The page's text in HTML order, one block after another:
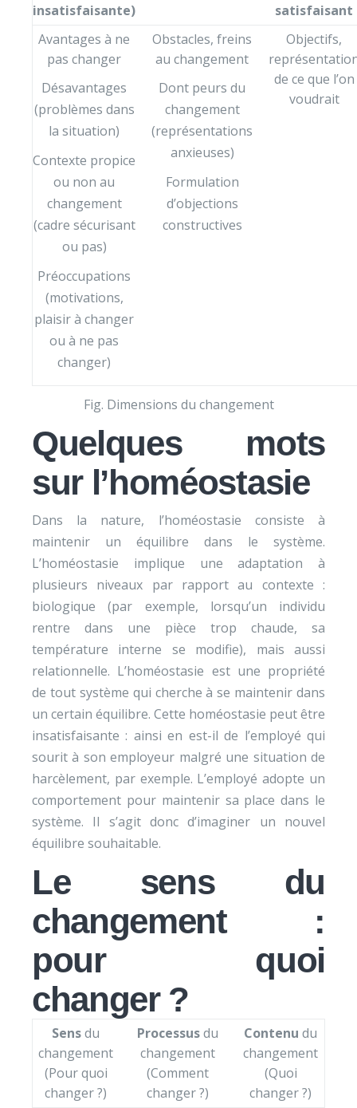
insatisfaisante)
satisfaisant
Avantages à ne
pas changer
Désavantages
(problèmes dans
la situation)
Contexte propice
ou non au
changement
(cadre sécurisant
ou pas)
Préoccupations
(motivations,
plaisir à changer
ou à ne pas
changer)
Obstacles, freins
au changement
Dont peurs du
changement
(représentations
anxieuses)
Formulation
d’objections
constructives
Objectifs,
de ce que l’on
voudrait
Fig. Dimensions du changement
Quelques mots
sur l’homéostasie
Dans la nature, l’homéostasie consiste à
maintenir un équilibre dans le système.
L’homéostasie implique une adaptation à
plusieurs niveaux par rapport au contexte :
biologique (par exemple, lorsqu’un individu
rentre dans une pièce trop chaude, sa
température interne se modifie), mais aussi
relationnelle. L’homéostasie est une propriété
de tout système qui cherche à se maintenir dans
un certain équilibre. Cette homéostasie peut être
insatisfaisante : ainsi en est-il de l’employé qui
sourit à son employeur malgré une situation de
harcèlement, par exemple. L’employé adopte un
comportement pour maintenir sa place dans le
système. Il s’agit donc d’imaginer un nouvel
équilibre souhaitable.
Le sens du
changement :
pour quoi
changer ?
Sensdu
changement
(Pour quoi
changer ?)
Processusdu
changement
(Comment
changer ?)
Contenu du
changement
(Quoi
changer ?)